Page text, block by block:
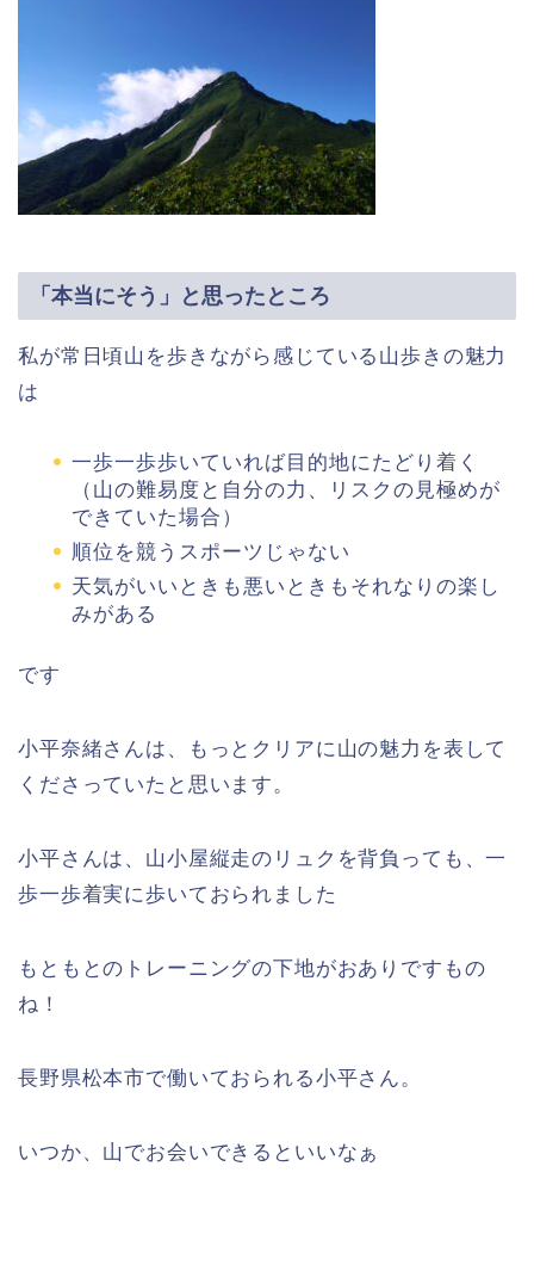
「本当にそう」と思ったところ
私が常日頃山を歩きながら感じている山歩きの魅力
は
一歩一歩歩いていれば目的地にたどり着く
（山の難易度と自分の力、リスクの見極めが
できていた場合）
順位を競うスポーツじゃない
天気がいいときも悪いときもそれなりの楽し
みがある
です
小平奈緒さんは、もっとクリアに山の魅力を表して
くださっていたと思います。
小平さんは、山小屋縦走のリュクを背負っても、一
歩一歩着実に歩いておられました
もともとのトレーニングの下地がおありですもの
ね！
長野県松本市で働いておられる小平さん。
いつか、山でお会いできるといいなぁ